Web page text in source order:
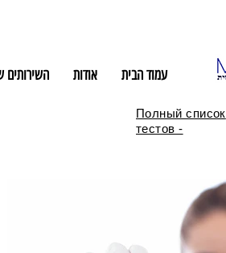
עמוד הבית אודות השירותים
Полный список
тестов -